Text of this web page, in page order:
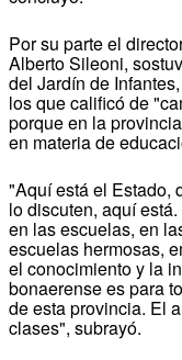
Por su parte el
Alberto Sileoni,
del Jardín de
los que calificó de
porque en la
en materia de
"Aquí está el Estado,
lo discuten, aquí
en las escuelas, en
escuelas hermosas,
el conocimiento y la
bonaerense es para
de esta provincia. El
clases", subrayó.